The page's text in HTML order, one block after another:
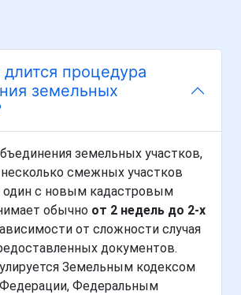
длится процедура
земельных
земельных участков,
смежных участков
один с новым кадастровым
обычно от 2 недель до 2-х
от сложности случая
документов.
Земельным кодексом
Федеральным